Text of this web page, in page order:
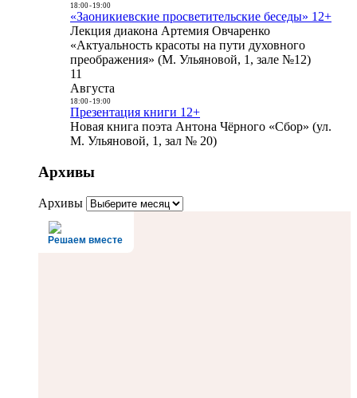
18:00- 19:00
«Заоникиевские просветительские беседы» 12+
Лекция диакона Артемия Овчаренко
«Актуальность красоты на пути духовного
преображения» (М. Ульяновой, 1, зале №12)
11
Августа
18:00- 19:00
Презентация книги 12+
Новая книга поэта Антона Чёрного «Сбор» (ул.
М. Ульяновой, 1, зал № 20)
Архивы
Архивы
Решаем вместе